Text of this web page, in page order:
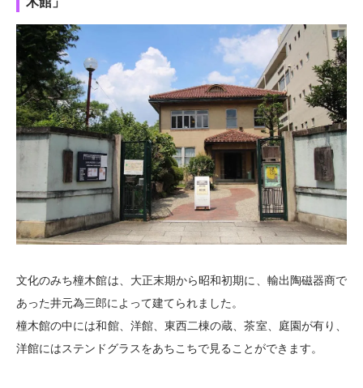
文化のみち橦木館は、大正末期から昭和初期に、輸出陶磁器商で
あった井元為三郎によって建てられました。
橦木館の中には和館、洋館、東西二棟の蔵、茶室、庭園が有り、
洋館にはステンドグラスをあちこちで見ることができます。